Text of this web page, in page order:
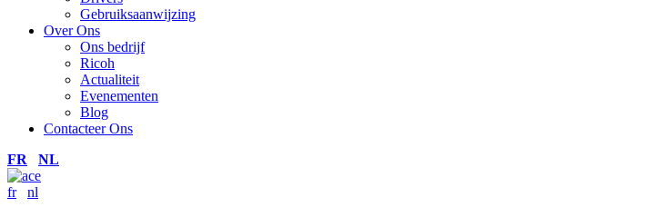
Gebruiksaanwijzing
Over Ons
Ons bedrijf
Ricoh
Actualiteit
Evenementen
Blog
Contacteer Ons
FR
NL
fr nl